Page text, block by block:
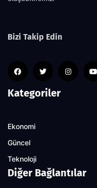
Bizi Takip Edin
Kategoriler
Ekonomi
Güncel
Teknoloji
Diğer Bağlantılar